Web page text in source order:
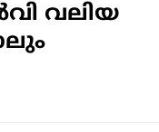
വലിയ